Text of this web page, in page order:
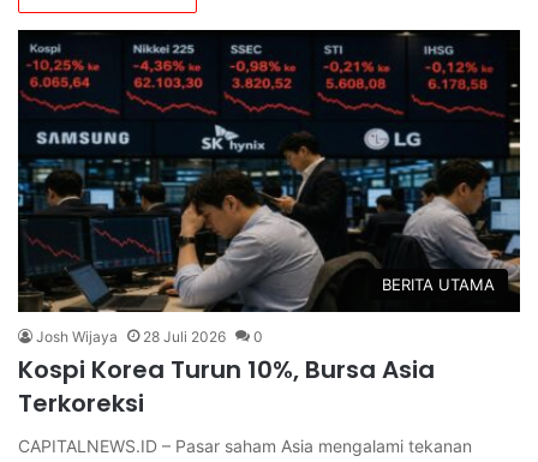
BERITA UTAMA
Josh Wijaya 28 Juli 2026 0
Kospi Korea Turun 10%, Bursa Asia
Terkoreksi
CAPITALNEWS.ID – Pasar saham Asia mengalami tekanan